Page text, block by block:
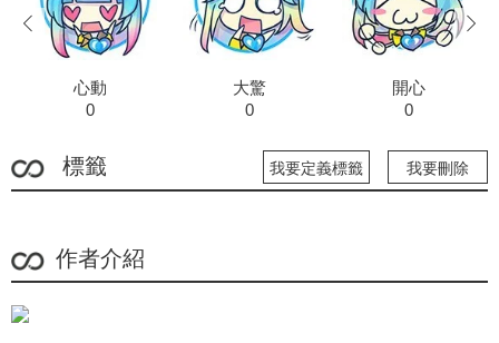
心動
0
大驚
0
開心
0
prev next
標籤 我要定義標籤 我要刪除
作者介紹